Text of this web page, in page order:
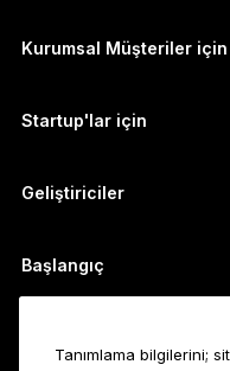
Ledger Nano Classics
Paket Teklifler
Tüm ürünler
Cardano cüzdanı
Monero cüzdanı
Tüm varlıkları görün
Kripto satın alın
Kripto takas edin
Kurumsal Müşteriler için
Startup'lar için
Geliştiriciler
Başlangıç
Ledger cihazınızı
Tanımlama bilgilerini;